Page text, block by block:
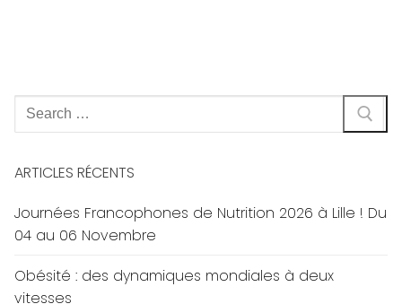
Rechercher
:
ARTICLES RÉCENTS
Journées Francophones de Nutrition 2026 à Lille ! Du
04 au 06 Novembre
Obésité : des dynamiques mondiales à deux
vitesses